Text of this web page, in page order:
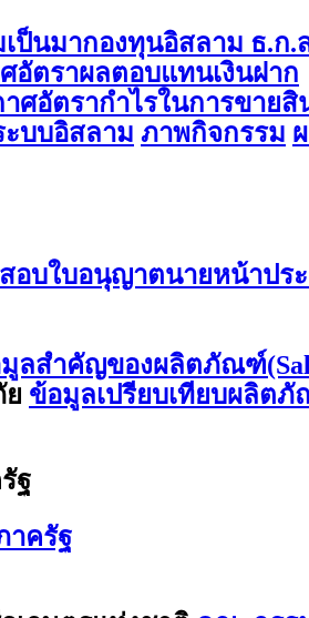
เป็นมากองทุนอิสลาม ธ.ก.
อัตราผลตอบแทนเงินฝาก
าศอัตรากำไรในการขายสิ
ะบบอิสลาม ภาพกิจกรรม
อบใบอนุญาตนายหน้าปร
ลสำคัญของผลิตภัณฑ์
ย ข้อมูลเปรียบเทียบผลิตภั
ฐ
าครัฐ